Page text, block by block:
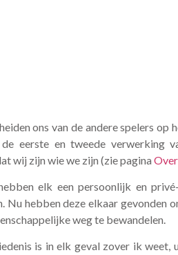
ons van de andere spelers op
eerste en tweede verwerking
wij zijn wie we zijn (zie pagina
elk een persoonlijk en
Nu hebben deze elkaar gevonden
weg te bewandelen.
is in elk geval zover ik weet,